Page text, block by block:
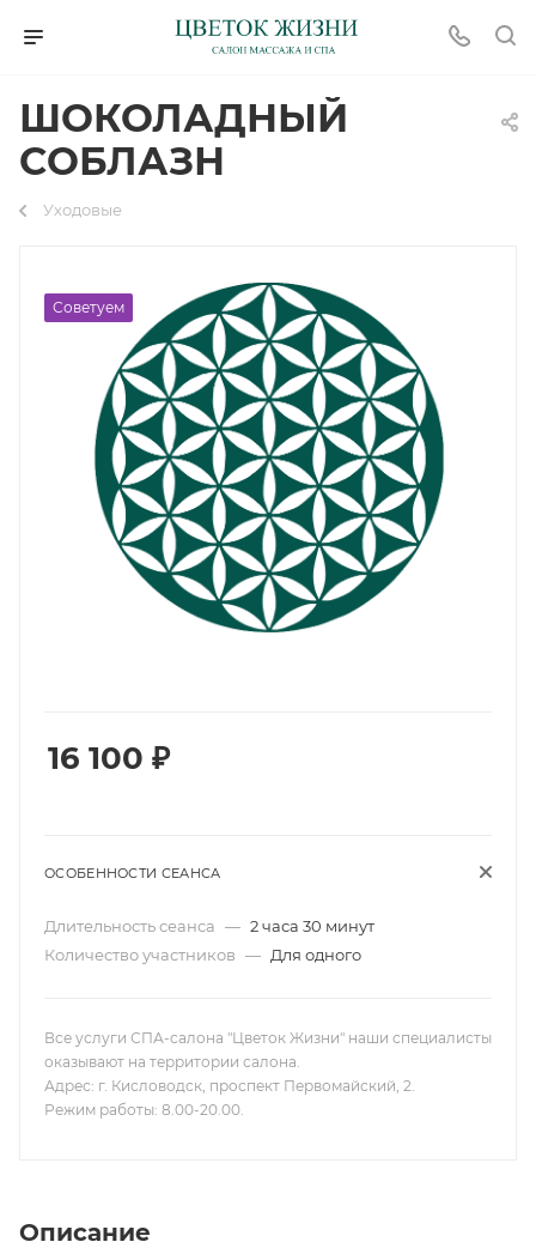
ШОКОЛАДНЫЙ
СОБЛАЗН
Уходовые
Советуем
16 100 ₽
ОСОБЕННОСТИ СЕАНСА
Длительность сеанса — 2 часа 30 минут
Количество участников — Для одного
Все услуги СПА-салона "Цветок Жизни" наши специалисты
оказывают на территории салона.
Адрес: г. Кисловодск, проспект Первомайский, 2.
Режим работы: 8.00-20.00.
Описание